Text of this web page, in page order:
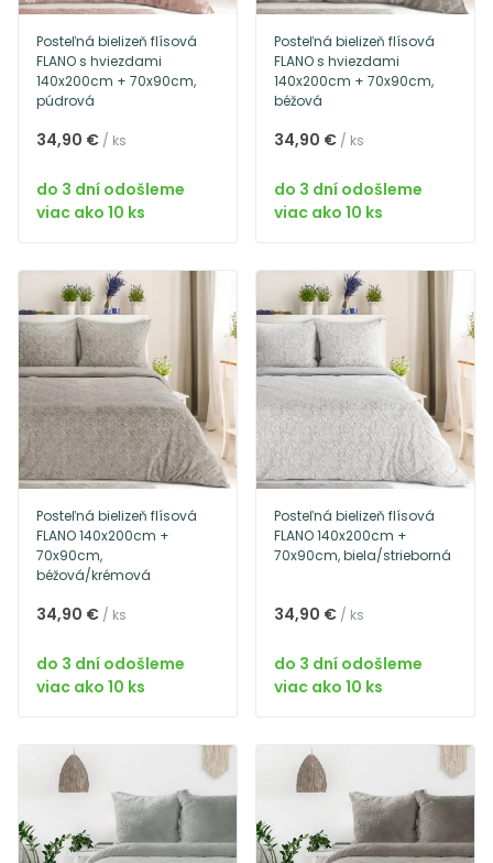
Posteľná bielizeň flísová
FLANO s hviezdami
140x200cm + 70x90cm,
púdrová
34,90 € / ks
do 3 dní odošleme
viac ako 10 ks
Posteľná bielizeň flísová
FLANO s hviezdami
140x200cm + 70x90cm,
béžová
34,90 € / ks
do 3 dní odošleme
viac ako 10 ks
Posteľná bielizeň flísová
FLANO 140x200cm +
70x90cm,
béžová/krémová
34,90 € / ks
do 3 dní odošleme
viac ako 10 ks
Posteľná bielizeň flísová
FLANO 140x200cm +
70x90cm, biela/strieborná
34,90 € / ks
do 3 dní odošleme
viac ako 10 ks